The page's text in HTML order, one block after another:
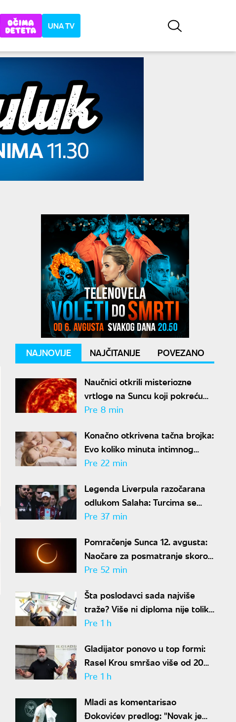
UNA TV
NAJNOVIJE NAJČITANIJE POVEZANO
Naučnici otkrili misteriozne
vrtloge na Suncu koji pokreću
solarne baklje
Pre 8 min
Konačno otkrivena tačna brojka:
Evo koliko minuta intimnog
odnosa je ženi potrebno da bi
Pre 22 min
Legenda Liverpula razočarana
odlukom Salaha: Turcima se
neće dopasti ove reči
Pre 37 min
Pomračenje Sunca 12. avgusta:
Naočare za posmatranje skoro
rasprodate
Pre 52 min
Šta poslodavci sada najviše
traže? Više ni diploma nije toliko
važna
Pre 1 h
Gladijator ponovo u top formi:
Rasel Krou smršao više od 20
kilograma pa zapalio društvene
Pre 1 h
Mladi as komentarisao
Đokovićev predlog: "Novak je